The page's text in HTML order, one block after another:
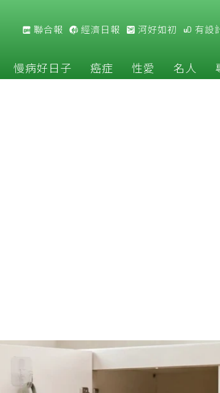
聯合報 經濟日報 河好如初 有設
慢病好日子 癌症 性愛 名人